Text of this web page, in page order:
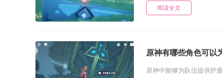
阅读全文
原神有哪些角色可以
原神中能够为队伍提供护